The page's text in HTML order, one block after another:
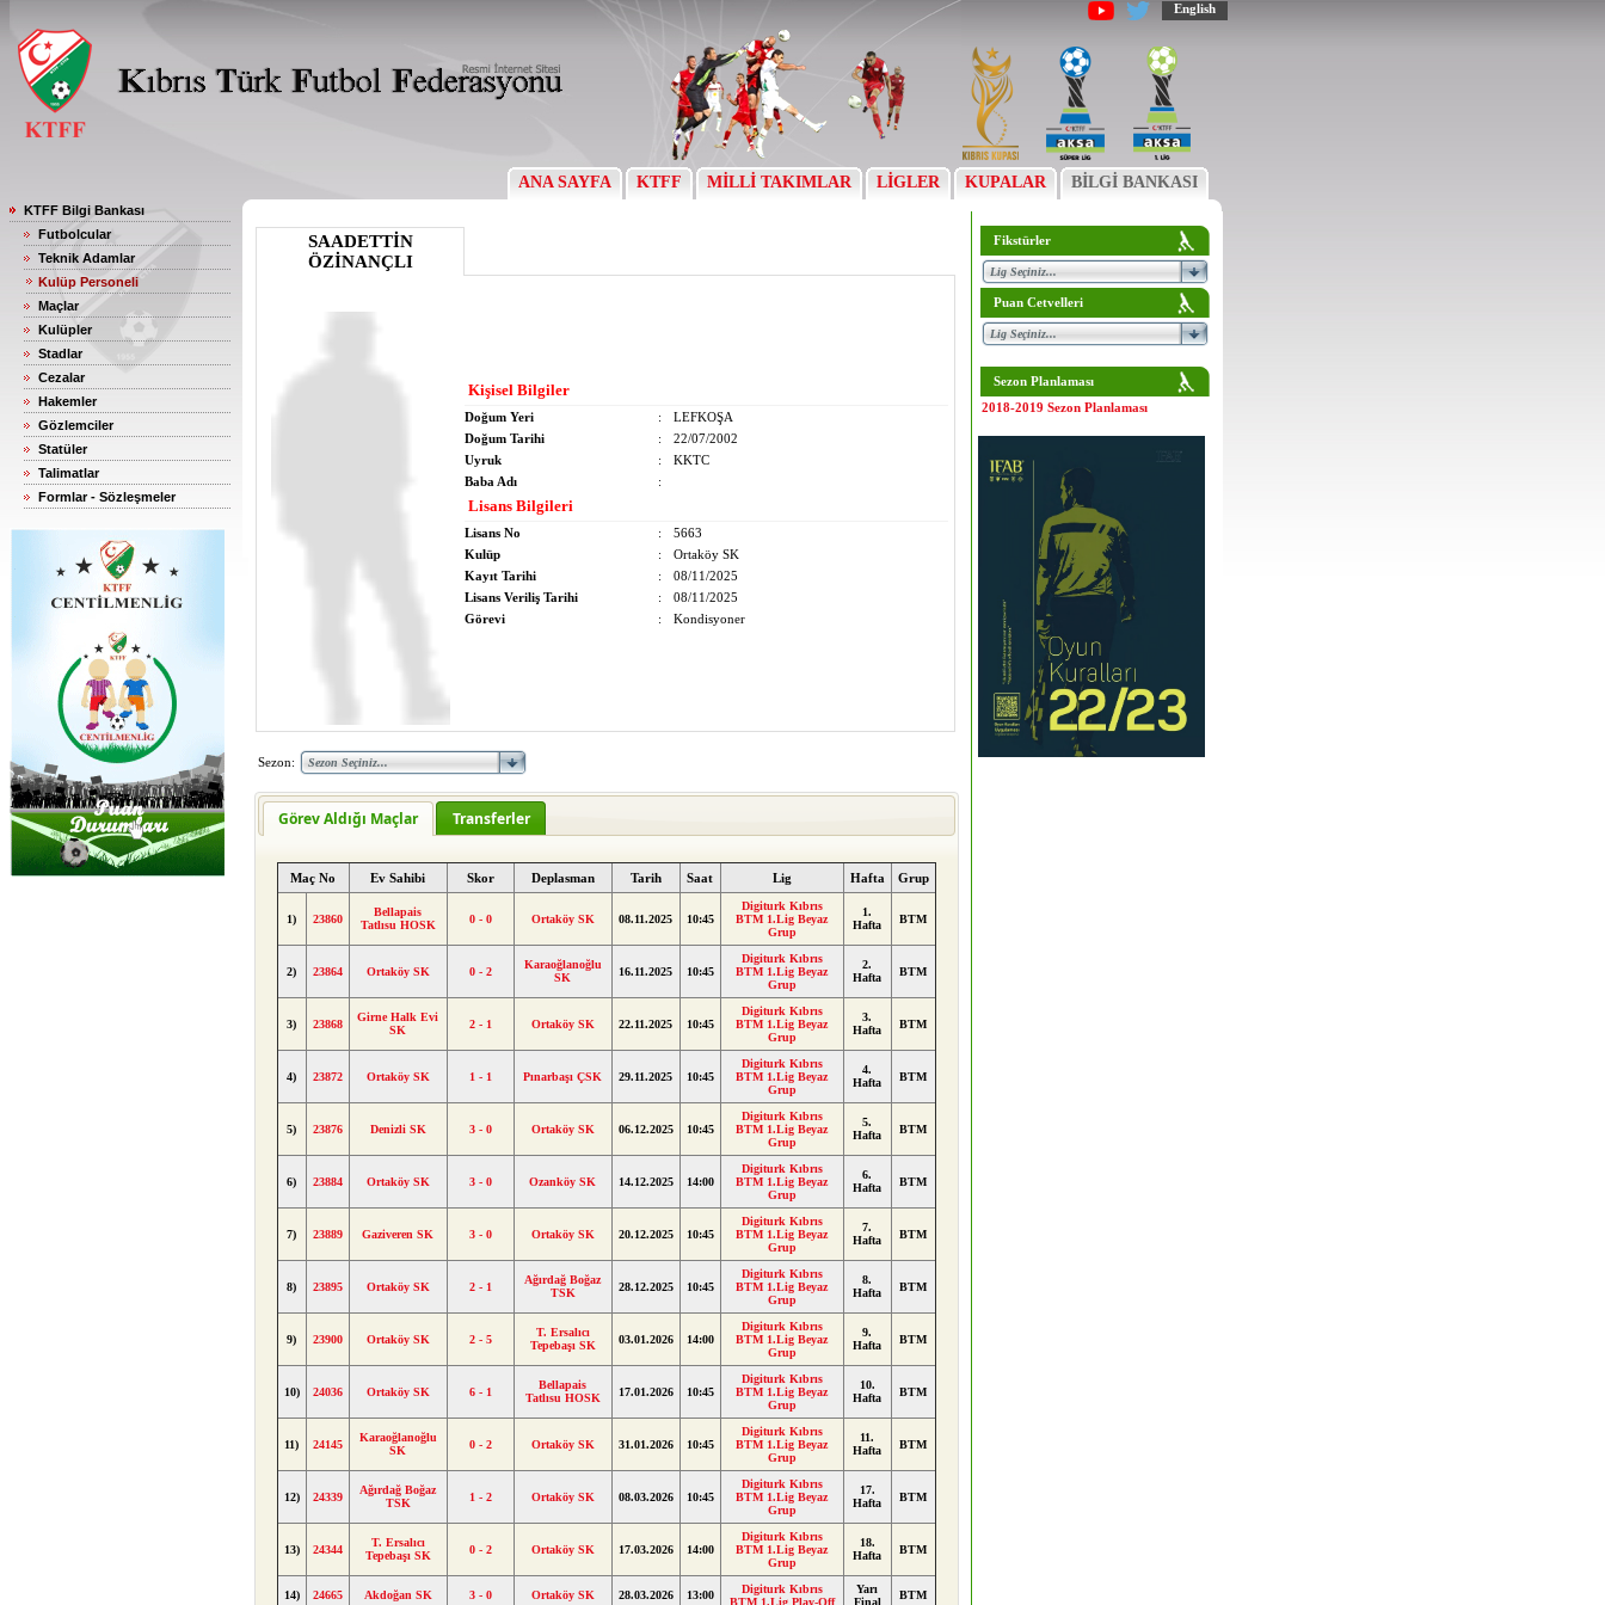
English
ANA SAYFA KTFF MİLLİ TAKIMLAR LİGLER KUPALAR BİLGİ BANKASI
KTFF Bilgi Bankası
Futbolcular
Teknik Adamlar
Kulüp Personeli
Maçlar
Kulüpler
Stadlar
Cezalar
Hakemler
Gözlemciler
Statüler
Talimatlar
Formlar - Sözleşmeler
SAADETTİN
ÖZİNANÇLI
Kişisel Bilgiler
Doğum Yeri :
LEFKOŞA
Doğum Tarihi
:
22/07/2002
Uyruk
:
KKTC
Baba Adı
:
Lisans Bilgileri
Lisans No :
5663
Kulüp
:
Ortaköy SK
Kayıt Tarihi
:
08/11/2025
Lisans Veriliş Tarihi
:
08/11/2025
Görevi
: Kondisyoner
Sezon:
Görev Aldığı Maçlar Transferler
Maç No Ev Sahibi Skor Deplasman Tarih Saat Lig Hafta Grup
1) 23860
Bellapais
Tatlısu HOSK
0 - 0 Ortaköy SK 08.11.2025 10:45
Digiturk Kıbrıs
BTM 1.Lig Beyaz
Grup
1.
Hafta
BTM
2) 23864 Ortaköy SK 0 - 2
Karaoğlanoğlu
SK
16.11.2025 10:45
Digiturk Kıbrıs
BTM 1.Lig Beyaz
Grup
2.
Hafta
BTM
3) 23868
Girne Halk Evi
SK
2 - 1 Ortaköy SK 22.11.2025 10:45
Digiturk Kıbrıs
BTM 1.Lig Beyaz
Grup
3.
Hafta
BTM
4) 23872 Ortaköy SK 1 - 1 Pınarbaşı ÇSK 29.11.2025 10:45
Digiturk Kıbrıs
BTM 1.Lig Beyaz
Grup
4.
Hafta
BTM
5) 23876 Denizli SK 3 - 0 Ortaköy SK 06.12.2025 10:45
Digiturk Kıbrıs
BTM 1.Lig Beyaz
Grup
5.
Hafta
BTM
6) 23884 Ortaköy SK 3 - 0 Ozanköy SK 14.12.2025 14:00
Digiturk Kıbrıs
BTM 1.Lig Beyaz
Grup
6.
Hafta
BTM
7) 23889 Gaziveren SK 3 - 0 Ortaköy SK 20.12.2025 10:45
Digiturk Kıbrıs
BTM 1.Lig Beyaz
Grup
7.
Hafta
BTM
8) 23895 Ortaköy SK 2 - 1
Ağırdağ Boğaz
TSK
28.12.2025 10:45
Digiturk Kıbrıs
BTM 1.Lig Beyaz
Grup
8.
Hafta
BTM
9) 23900 Ortaköy SK 2 - 5
T. Ersalıcı
Tepebaşı SK
03.01.2026 14:00
Digiturk Kıbrıs
BTM 1.Lig Beyaz
Grup
9.
Hafta
BTM
10) 24036 Ortaköy SK 6 - 1
Bellapais
Tatlısu HOSK
17.01.2026 10:45
Digiturk Kıbrıs
BTM 1.Lig Beyaz
Grup
10.
Hafta
BTM
11) 24145
Karaoğlanoğlu
SK
0 - 2 Ortaköy SK 31.01.2026 10:45
Digiturk Kıbrıs
BTM 1.Lig Beyaz
Grup
11.
Hafta
BTM
12) 24339
Ağırdağ Boğaz
TSK
1 - 2 Ortaköy SK 08.03.2026 10:45
Digiturk Kıbrıs
BTM 1.Lig Beyaz
Grup
17.
Hafta
BTM
13) 24344
T. Ersalıcı
Tepebaşı SK
0 - 2 Ortaköy SK 17.03.2026 14:00
Digiturk Kıbrıs
BTM 1.Lig Beyaz
Grup
18.
Hafta
BTM
14) 24665 Akdoğan SK 3 - 0 Ortaköy SK 28.03.2026 13:00
Digiturk Kıbrıs
BTM 1.Lig Play-Off
Yarı
Final
BTM
Fikstürler
Puan Cetvelleri
Sezon Planlaması
2018-2019 Sezon Planlaması